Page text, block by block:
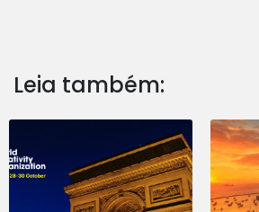
Leia também: